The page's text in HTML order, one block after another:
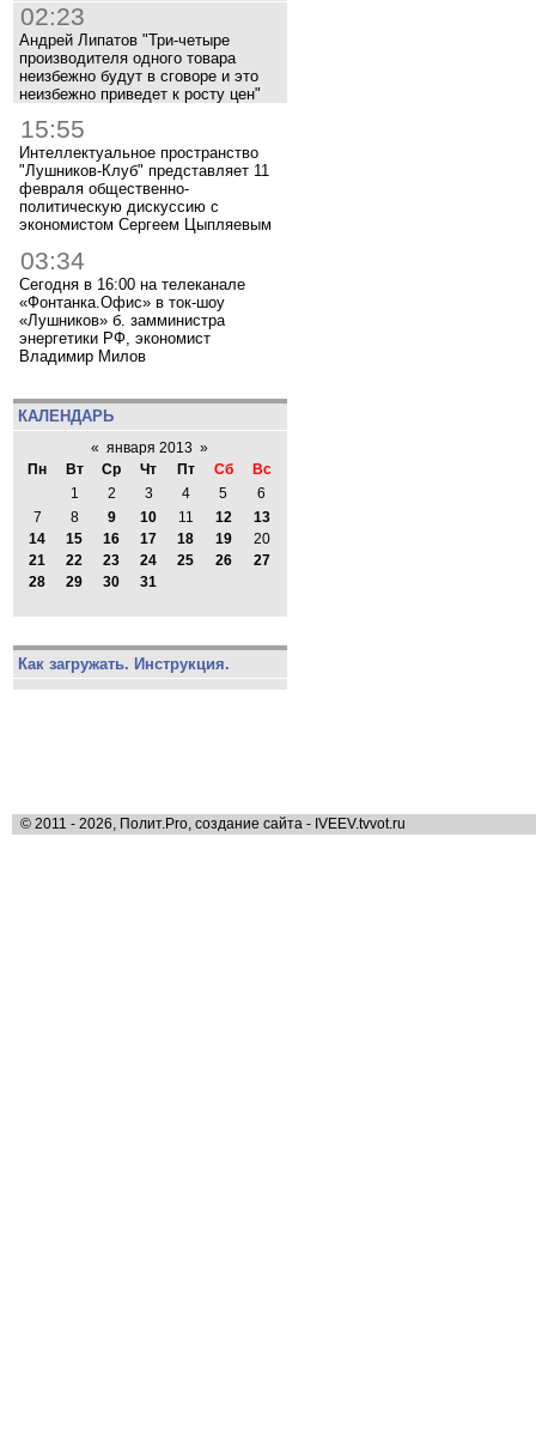
02:23
Андрей Липатов "Три-четыре
производителя одного товара
неизбежно будут в сговоре и это
неизбежно приведет к росту цен"
15:55
Интеллектуальное пространство
"Лушников-Клуб" представляет 11
февраля общественно-
политическую дискуссию с
экономистом Сергеем Цыпляевым
03:34
Сегодня в 16:00 на телеканале
«Фонтанка.Офис» в ток-шоу
«Лушников» б. замминистра
энергетики РФ, экономист
Владимир Милов
КАЛЕНДАРЬ
« января 2013 »
Пн
Вт Ср Чт Пт Сб
Вс
1
2 3 4 5
6
7
8 9 10 11 12
13
14
15 16 17 18 19
20
21
22 23 24 25 26
27
28
29 30 31
Как загружать. Инструкция.
© 2011 - 2026, Полит.Pro, создание сайта - IVEEV.tvvot.ru